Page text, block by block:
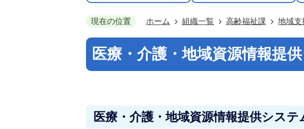
現在の位置 ホーム 組織一覧 高齢福祉課 地域支
医療・介護・地域資源情報提
医療・介護・地域資源情報提供システ